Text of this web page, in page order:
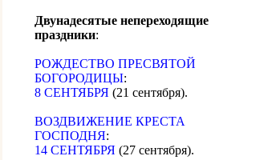
Двунадесятые непереходящие
праздники:
РОЖДЕСТВО ПРЕСВЯТОЙ
БОГОРОДИЦЫ:
8 СЕНТЯБРЯ (21 сентября).
ВОЗДВИЖЕНИЕ КРЕСТА
ГОСПОДНЯ:
14 СЕНТЯБРЯ (27 сентября).